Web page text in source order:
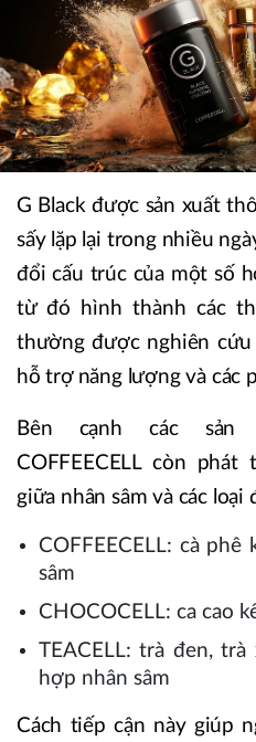
G Black được sản xuất
sấy lặp lại trong nhiều
đổi cấu trúc của một số
từ đó hình thành các
thường được nghiên
hỗ trợ năng lượng và các
Bên cạnh các sản
COFFEECELL còn
giữa nhân sâm và các
COFFEECELL: cà
sâm
CHOCOCELL: ca cao
TEACELL: trà đen,
hợp nhân sâm
Cách tiếp cận này giúp